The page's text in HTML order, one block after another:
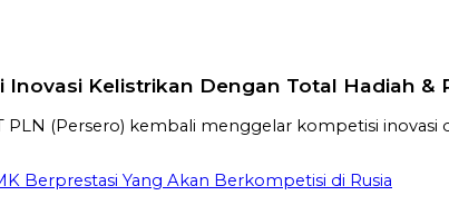
Inovasi Kelistrikan Dengan Total Hadiah &
PLN (Persero) kembali menggelar kompetisi
Berprestasi Yang Akan Berkompetisi di Rusia